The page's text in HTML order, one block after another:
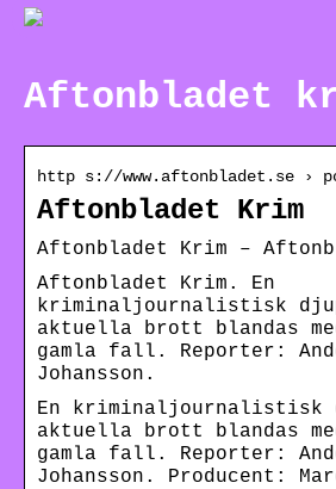
Aftonbladet
http s://www.aftonbladet.se ›
Aftonbladet Krim
Aftonbladet Krim –
Aftonbladet Krim. En
kriminaljournalistisk
aktuella brott blandas
gamla fall. Reporter:
Johansson.
En kriminaljournalistisk
aktuella brott blandas
gamla fall. Reporter:
Johansson. Producent: